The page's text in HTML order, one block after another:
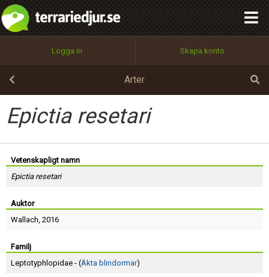
Logga in Skapa konto
Arter
Epictia resetari
Vetenskapligt namn
Epictia resetari
Auktor
Wallach, 2016
Familj
Leptotyphlopidae - (Äkta blindormar)
Utför
100%
OK
integritetspolicy
Namn:
Epost:
Användarnamn:
Lösenord:
Terms of Service
Skapa konto
Begär nytt lösenord
Tillbaka till förstasidan